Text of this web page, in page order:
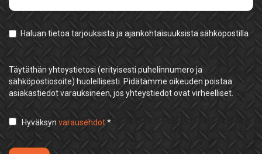
Haluan tietoa tarjouksista ja ajankohtaisuuksista sähköpostilla
Täytäthän yhteystietosi (erityisesti puhelinnumero ja
sähköpostiosoite) huolellisesti. Pidätämme oikeuden poistaa
asiakastiedot varauksineen, jos yhteystiedot ovat virheelliset.
Hyväksyn varausehdot